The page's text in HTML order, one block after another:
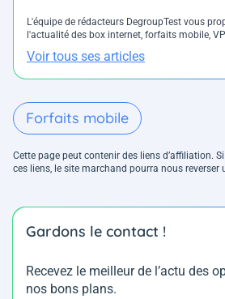
L'équipe de rédacteurs DegroupTest vous
l'actualité des box internet, forfaits mobile,
Voir tous ses articles
Forfaits mobile
Cette page peut contenir des liens d’affiliation.
ces liens, le site marchand pourra nous reverser
Gardons le contact !
Recevez le meilleur de l’actu des
nos bons plans.